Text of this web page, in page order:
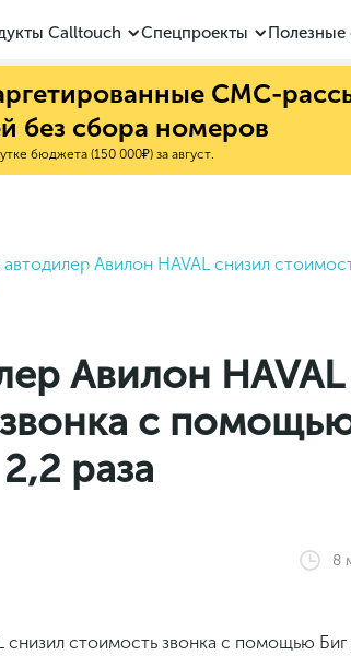
Calltouch Спецпроекты Полезные
СМС-
без сбора номеров
бюджета (150 000₽) за август.
автодилер Авилон HAVAL снизил
Авилон
c
раза
8